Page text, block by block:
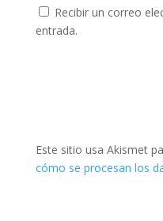
Recibir un correo
entrada.
Este sitio usa Akismet
cómo se procesan los